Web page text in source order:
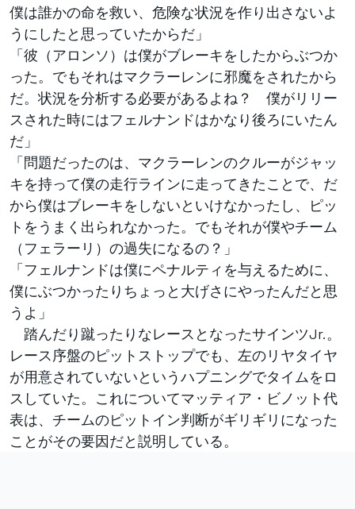
僕は誰かの命を救い、危険な状況を作り出さないよ
うにしたと思っていたからだ」
「彼（アロンソ）は僕がブレーキをしたからぶつか
った。でもそれはマクラーレンに邪魔をされたから
だ。状況を分析する必要があるよね？ 僕がリリー
スされた時にはフェルナンドはかなり後ろにいたん
だ」
「問題だったのは、マクラーレンのクルーがジャッ
キを持って僕の走行ラインに走ってきたことで、だ
から僕はブレーキをしないといけなかったし、ピッ
トをうまく出られなかった。でもそれが僕やチーム
（フェラーリ）の過失になるの？」
「フェルナンドは僕にペナルティを与えるために、
僕にぶつかったりちょっと大げさにやったんだと思
うよ」
踏んだり蹴ったりなレースとなったサインツJr.。
レース序盤のピットストップでも、左のリヤタイヤ
が用意されていないというハプニングでタイムをロ
スしていた。これについてマッティア・ビノット代
表は、チームのピットイン判断がギリギリになった
ことがその要因だと説明している。